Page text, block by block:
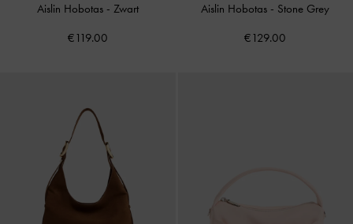
Aislin Hobotas - Zwart
€119.00
Aislin Hobotas - Stone Grey
€129.00